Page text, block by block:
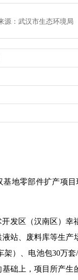
源：武汉市生态环境局
地零部件扩产项
发区（汉南区）
站、废料库等生
架）、电池包30万
础上，项目所产